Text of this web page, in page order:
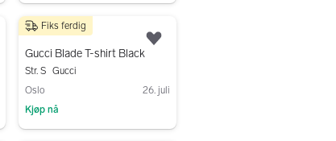
Legg til som favoritt.
2 500 kr
Gucci Blade T-shirt Black
Str. S
Gucci
Oslo
26. juli
Kjøp nå
Fiks ferdig